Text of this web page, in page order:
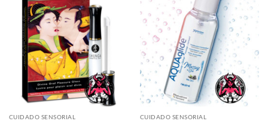
lista de
deseos
CUIDADO SENSORIAL
lista de
deseos
CUIDADO SENSORIAL